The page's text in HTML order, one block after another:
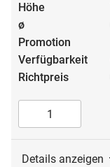
Details anzeigen